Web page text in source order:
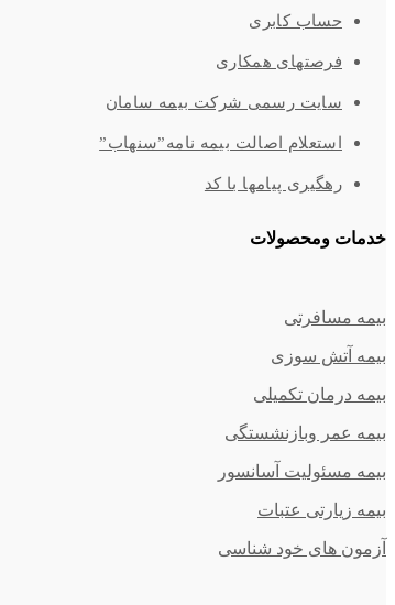
حساب کابری
فرصتهای همکاری
سایت رسمی شرکت بیمه سامان
استعلام اصالت بیمه نامه”سنهاب”
رهگیری پیامها با کد
خدمات ومحصولات
بیمه مسافرتی
بیمه آتش سوزی
بیمه درمان تکمیلی
بیمه عمر وبازنشستگی
بیمه مسئولیت آسانسور
بیمه زیارتی عتبات
آزمون های خود شناسی